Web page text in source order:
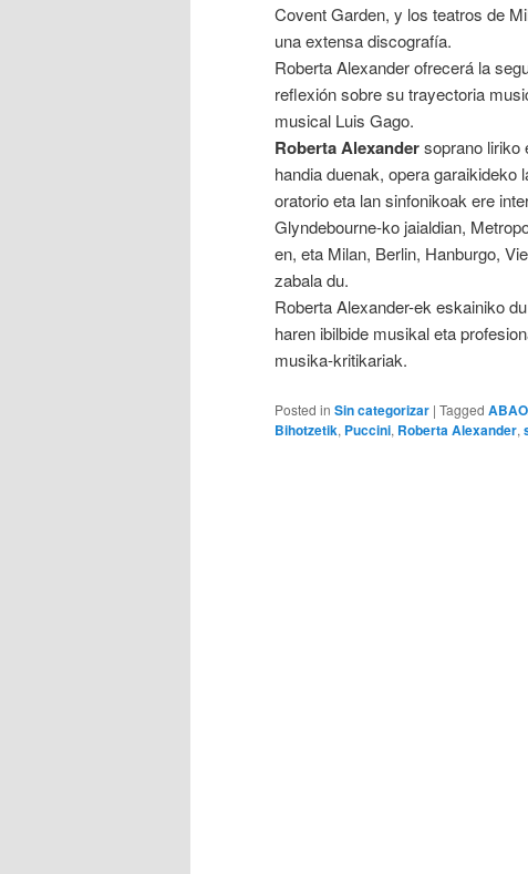
Covent Garden, y los teatros de
una extensa discografía.
Roberta Alexander ofrecerá la
reflexión sobre su trayectoria
musical Luis Gago.
Roberta Alexandersoprano liriko
handia duenak, opera garaikideko
oratorio eta lan sinfonikoak ere
Glyndebourne-ko jaialdian,
en, eta Milan, Berlin, Hanburgo,
zabala du.
Roberta Alexander-ek eskainiko
haren ibilbide musikal eta
musika-kritikariak.
Posted in Sin categorizar | Tagged
Bihotzetik, Puccini, Roberta Alexander,